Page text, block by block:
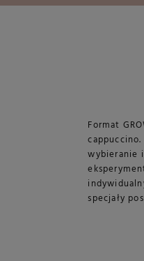
Format
wybieranie
specjały